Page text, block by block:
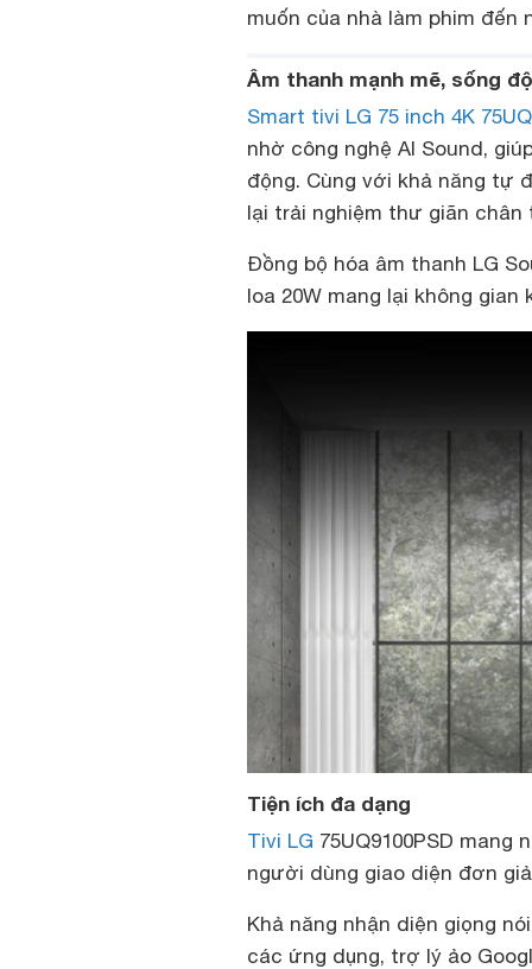
muốn của nhà làm phim đến
Âm thanh mạnh mẽ, sống
Smart tivi LG 75 inch 4K
nhờ công nghệ AI Sound,
động. Cùng với khả năng tự
lại trải nghiệm thư giãn
Đồng bộ hóa âm thanh LG
loa 20W mang lại không
Tiện ích đa dạng
Tivi LG 75UQ9100PSD
người dùng giao diện đơn
Khả năng nhận diện giọng
các ứng dụng, trợ lý ảo